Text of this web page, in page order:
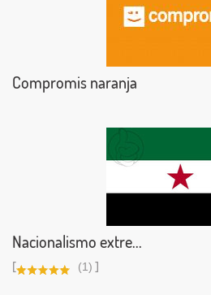
Compromis naranja
Nacionalismo extre...
[ (1) ]